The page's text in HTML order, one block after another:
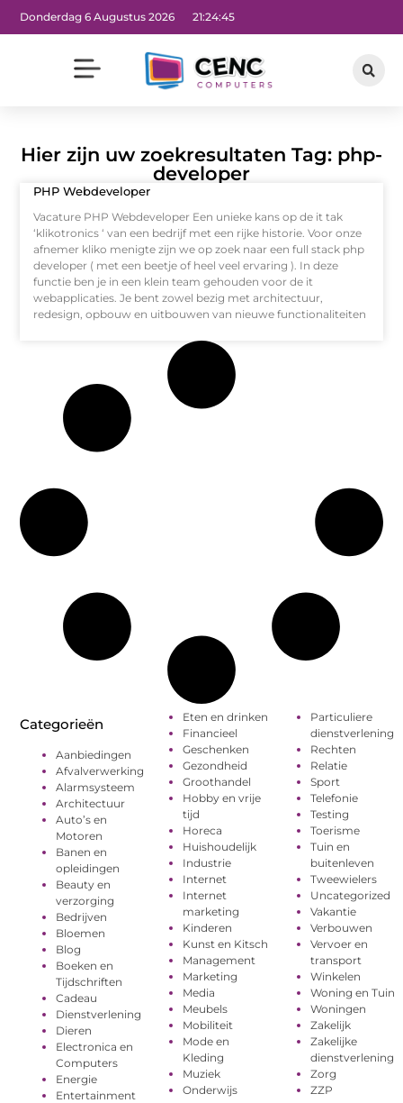
Donderdag 6 Augustus 2026 21:24:45
Hier zijn uw zoekresultaten Tag: php-
developer
PHP Webdeveloper
Vacature PHP Webdeveloper Een unieke kans op de it tak
‘klikotronics ‘ van een bedrijf met een rijke historie. Voor onze
afnemer kliko menigte zijn we op zoek naar een full stack php
developer ( met een beetje of heel veel ervaring ). In deze
functie ben je in een klein team gehouden voor de it
webapplicaties. Je bent zowel bezig met architectuur,
redesign, opbouw en uitbouwen van nieuwe functionaliteiten
Categorieën
Aanbiedingen
Afvalverwerking
Alarmsysteem
Architectuur
Auto’s en
Motoren
Banen en
opleidingen
Beauty en
verzorging
Bedrijven
Bloemen
Blog
Boeken en
Tijdschriften
Cadeau
Dienstverlening
Dieren
Electronica en
Computers
Energie
Entertainment
Eten en drinken
Financieel
Geschenken
Gezondheid
Groothandel
Hobby en vrije
tijd
Horeca
Huishoudelijk
Industrie
Internet
Internet
marketing
Kinderen
Kunst en Kitsch
Management
Marketing
Media
Meubels
Mobiliteit
Mode en
Kleding
Muziek
Onderwijs
Particuliere
dienstverlening
Rechten
Relatie
Sport
Telefonie
Testing
Toerisme
Tuin en
buitenleven
Tweewielers
Uncategorized
Vakantie
Verbouwen
Vervoer en
transport
Winkelen
Woning en Tuin
Woningen
Zakelijk
Zakelijke
dienstverlening
Zorg
ZZP